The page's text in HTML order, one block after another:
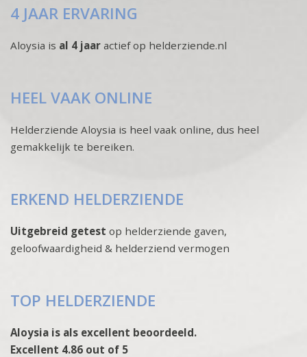
4 JAAR ERVARING
Aloysia is al 4 jaar actief op helderziende.nl
HEEL VAAK ONLINE
Helderziende Aloysia is heel vaak online, dus heel
gemakkelijk te bereiken.
ERKEND HELDERZIENDE
Uitgebreid getest op helderziende gaven,
geloofwaardigheid & helderziend vermogen
TOP HELDERZIENDE
Aloysia is als excellent beoordeeld.
Excellent 4.86 out of 5